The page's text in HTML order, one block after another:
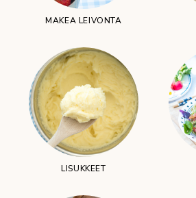
MAKEA LEIVONTA
LISUKKEET